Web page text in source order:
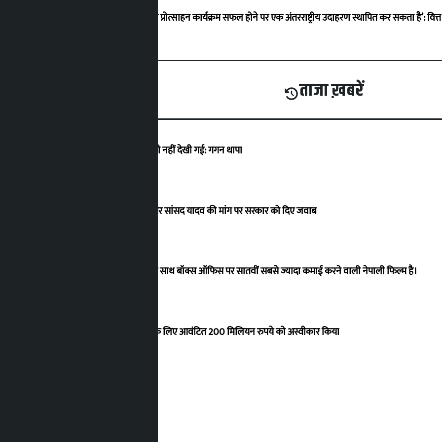
‘करदाता प्रोत्साहन कार्यक्रम सफल होने पर एक अंतरराष्ट्रीय उदाहरण स्थापित कर सकता है’: वित्त
ताजा ख़बरें
मैं ऐसी अराजकता देख रहा हूं जो देश में कभी नहीं देखी गई: गगन थापा
विधानसभा अध्यक्ष ने ढल्केबार ट्रॉमा सेंटर पर सांसद यादव की मांग पर सरकार को दिए जवाब
‘गौंथली’ 17.75 करोड़ रुपये के कलेक्शन के साथ बॉक्स ऑफिस पर सातवीं सबसे ज्यादा कमाई करने वाली नेपाली फिल्म है।
शेखर ने कोईराला आवास के नवीनीकरण के लिए आवंटित 200 मिलियन रुपये को अस्वीकार किया